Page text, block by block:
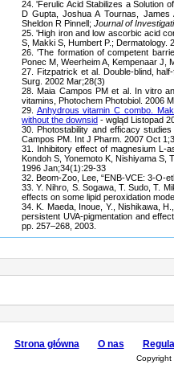
24. 'Ferulic Acid Stabilizes a Solution
D Gupta, Joshua A Tournas, James
Sheldon R Pinnell; Journal of
25. 'High iron and low ascorbic acid
S, Makki S, Humbert P.; Dermatology.
26. 'The formation of competent
Ponec M, Weerheim A, Kempenaar J,
27. Fitzpatrick et al. Double-blind,
Surg. 2002 Mar;28(3)
28. Maia Campos PM et al. In vitro
vitamins, Photochem Photobiol. 2006
29. Anhydrous vitamin C combo.
without the downsid - wgląd Listopad
30. Photostability and efficacy
Campos PM. Int J Pharm . 2007 Oct
31. Inhibitory effect of magnesium L-
Kondoh S, Yonemoto K, Nishiyama
1996 Jan;34(1):29-33
32. Beom-Zoo, Lee, “ENB-VCE: 3-O-
33. Y. Nihro, S. Sogawa, T. Sudo, T.
effects on some lipid peroxidation
34. K. Maeda, Inoue, Y., Nishikawa,
persistent UVA-pigmentation and
pp. 257–268, 2003.
Strona główna O nas
Copyright